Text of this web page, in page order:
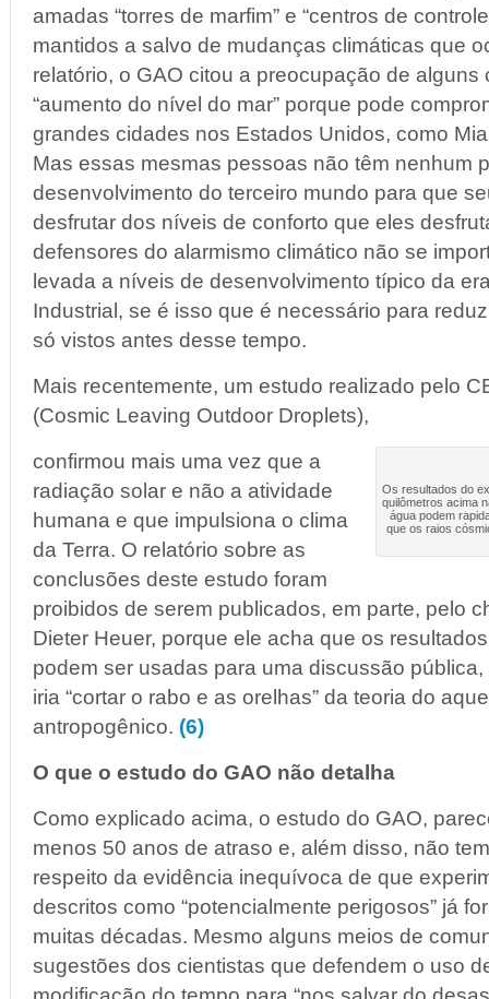
amadas “torres de marfim” e “centros de
mantidos a salvo de mudanças climáticas que
relatório, o GAO citou a preocupação de alguns
“aumento do nível do mar” porque pode
grandes cidades nos Estados Unidos, como
Mas essas mesmas pessoas não têm nenhum
desenvolvimento do terceiro mundo para que
desfrutar dos níveis de conforto que eles
defensores do alarmismo climático não se
levada a níveis de desenvolvimento típico da
Industrial, se é isso que é necessário para
só vistos antes desse tempo.
Mais recentemente, um estudo realizado pelo
(Cosmic Leaving Outdoor Droplets),
Os resultados do
quilômetros acima
água podem
que os raios
confirmou mais uma vez que a
radiação solar e não a atividade
humana e que impulsiona o clima
da Terra. O relatório sobre as
conclusões deste estudo foram
proibidos de serem publicados, em parte, pelo
Dieter Heuer, porque ele acha que os
podem ser usadas para uma discussão
iria “cortar o rabo e as orelhas” da teoria do
antropogênico. (6)
O que o estudo do GAO não detalha
Como explicado acima, o estudo do GAO,
menos 50 anos de atraso e, além disso, não
respeito da evidência inequívoca de que
descritos como “potencialmente perigosos” já
muitas décadas. Mesmo alguns meios de
sugestões dos cientistas que defendem o uso